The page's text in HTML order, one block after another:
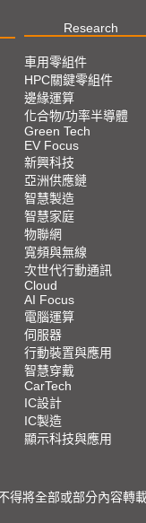
Research
車用零組件
HPC關鍵零組件
邊緣運算
化合物/功率半導體
Green Tech
EV Focus
新興科技
亞洲供應鏈
智慧製造
智慧家庭
物聯網
寬頻與無線
次世代行動通訊
Cloud
AI Focus
電腦運算
伺服器
行動裝置與應用
智慧穿戴
CarTech
IC設計
IC製造
顯示科技與應用
將全部或部分內容轉